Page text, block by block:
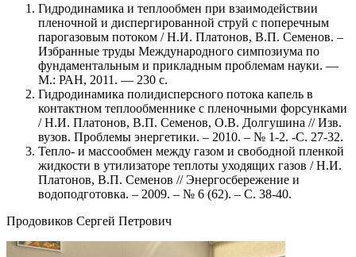
Гидродинамика и теплообмен при взаимодействии
пленочной и диспергированной струй с поперечным
парогазовым потоком / Н.И. Платонов, В.П. Семенов. –
Избранные труды Международного симпозиума по
фундаментальным и прикладным проблемам науки. —
М.: РАН, 2011. — 230 с.
Гидродинамика полидисперсного потока капель в
контактном теплообменнике с пленочными форсунками
/ Н.И. Платонов, В.П. Семенов, О.В. Долгушина // Изв.
вузов. Проблемы энергетики. – 2010. – № 1-2. -С. 27-32.
Тепло- и массообмен между газом и свободной пленкой
жидкости в утилизаторе теплоты уходящих газов / Н.И.
Платонов, В.П. Семенов // Энергосбережение и
водоподготовка. – 2009. – № 6 (62). – С. 38-40.
Продовиков Сергей Петрович